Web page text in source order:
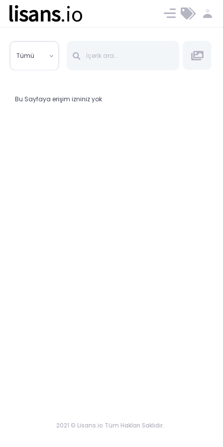
lisans.io Ücret ve Planlar
Tümü
Bu Sayfaya erişim izniniz yok
2021 © Lisans.io Tüm Hakları Saklıdır.